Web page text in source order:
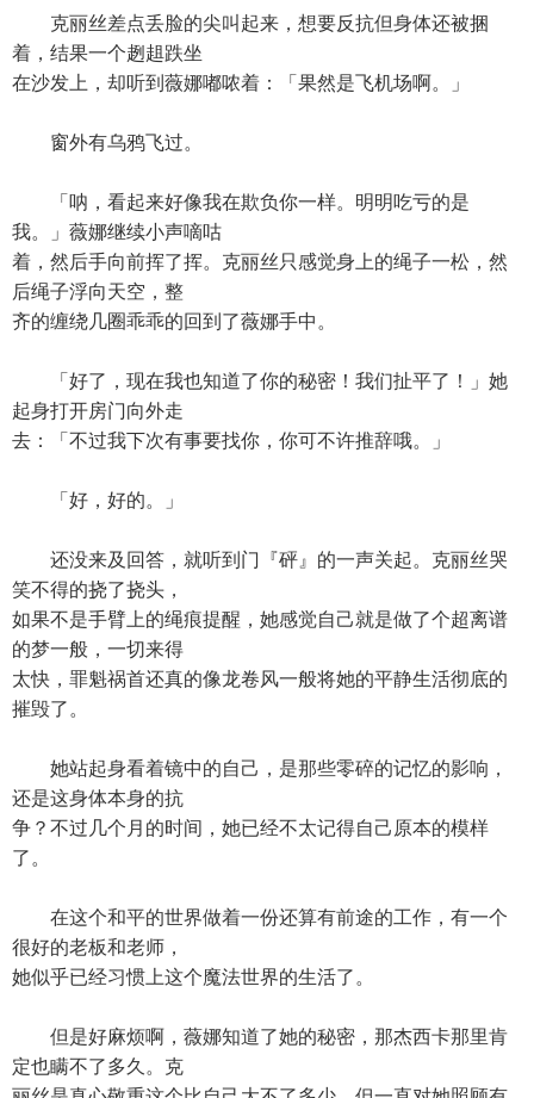
克丽丝差点丢脸的尖叫起来，想要反抗但身体还被捆
着，结果一个趔趄跌坐
在沙发上，却听到薇娜嘟哝着：「果然是飞机场啊。」
窗外有乌鸦飞过。
「呐，看起来好像我在欺负你一样。明明吃亏的是
我。」薇娜继续小声嘀咕
着，然后手向前挥了挥。克丽丝只感觉身上的绳子一松，然
后绳子浮向天空，整
齐的缠绕几圈乖乖的回到了薇娜手中。
「好了，现在我也知道了你的秘密！我们扯平了！」她
起身打开房门向外走
去：「不过我下次有事要找你，你可不许推辞哦。」
「好，好的。」
还没来及回答，就听到门『砰』的一声关起。克丽丝哭
笑不得的挠了挠头，
如果不是手臂上的绳痕提醒，她感觉自己就是做了个超离谱
的梦一般，一切来得
太快，罪魁祸首还真的像龙卷风一般将她的平静生活彻底的
摧毁了。
她站起身看着镜中的自己，是那些零碎的记忆的影响，
还是这身体本身的抗
争？不过几个月的时间，她已经不太记得自己原本的模样
了。
在这个和平的世界做着一份还算有前途的工作，有一个
很好的老板和老师，
她似乎已经习惯上这个魔法世界的生活了。
但是好麻烦啊，薇娜知道了她的秘密，那杰西卡那里肯
定也瞒不了多久。克